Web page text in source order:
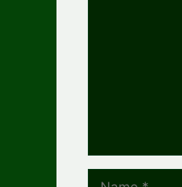
Name